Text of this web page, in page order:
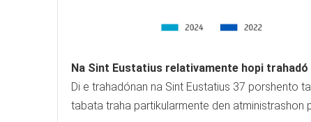
Na Sint Eustatius relativamente hopi trahadó
Di e trahadónan na Sint Eustatius 37 porshento
tabata traha partikularmente den atministrashon